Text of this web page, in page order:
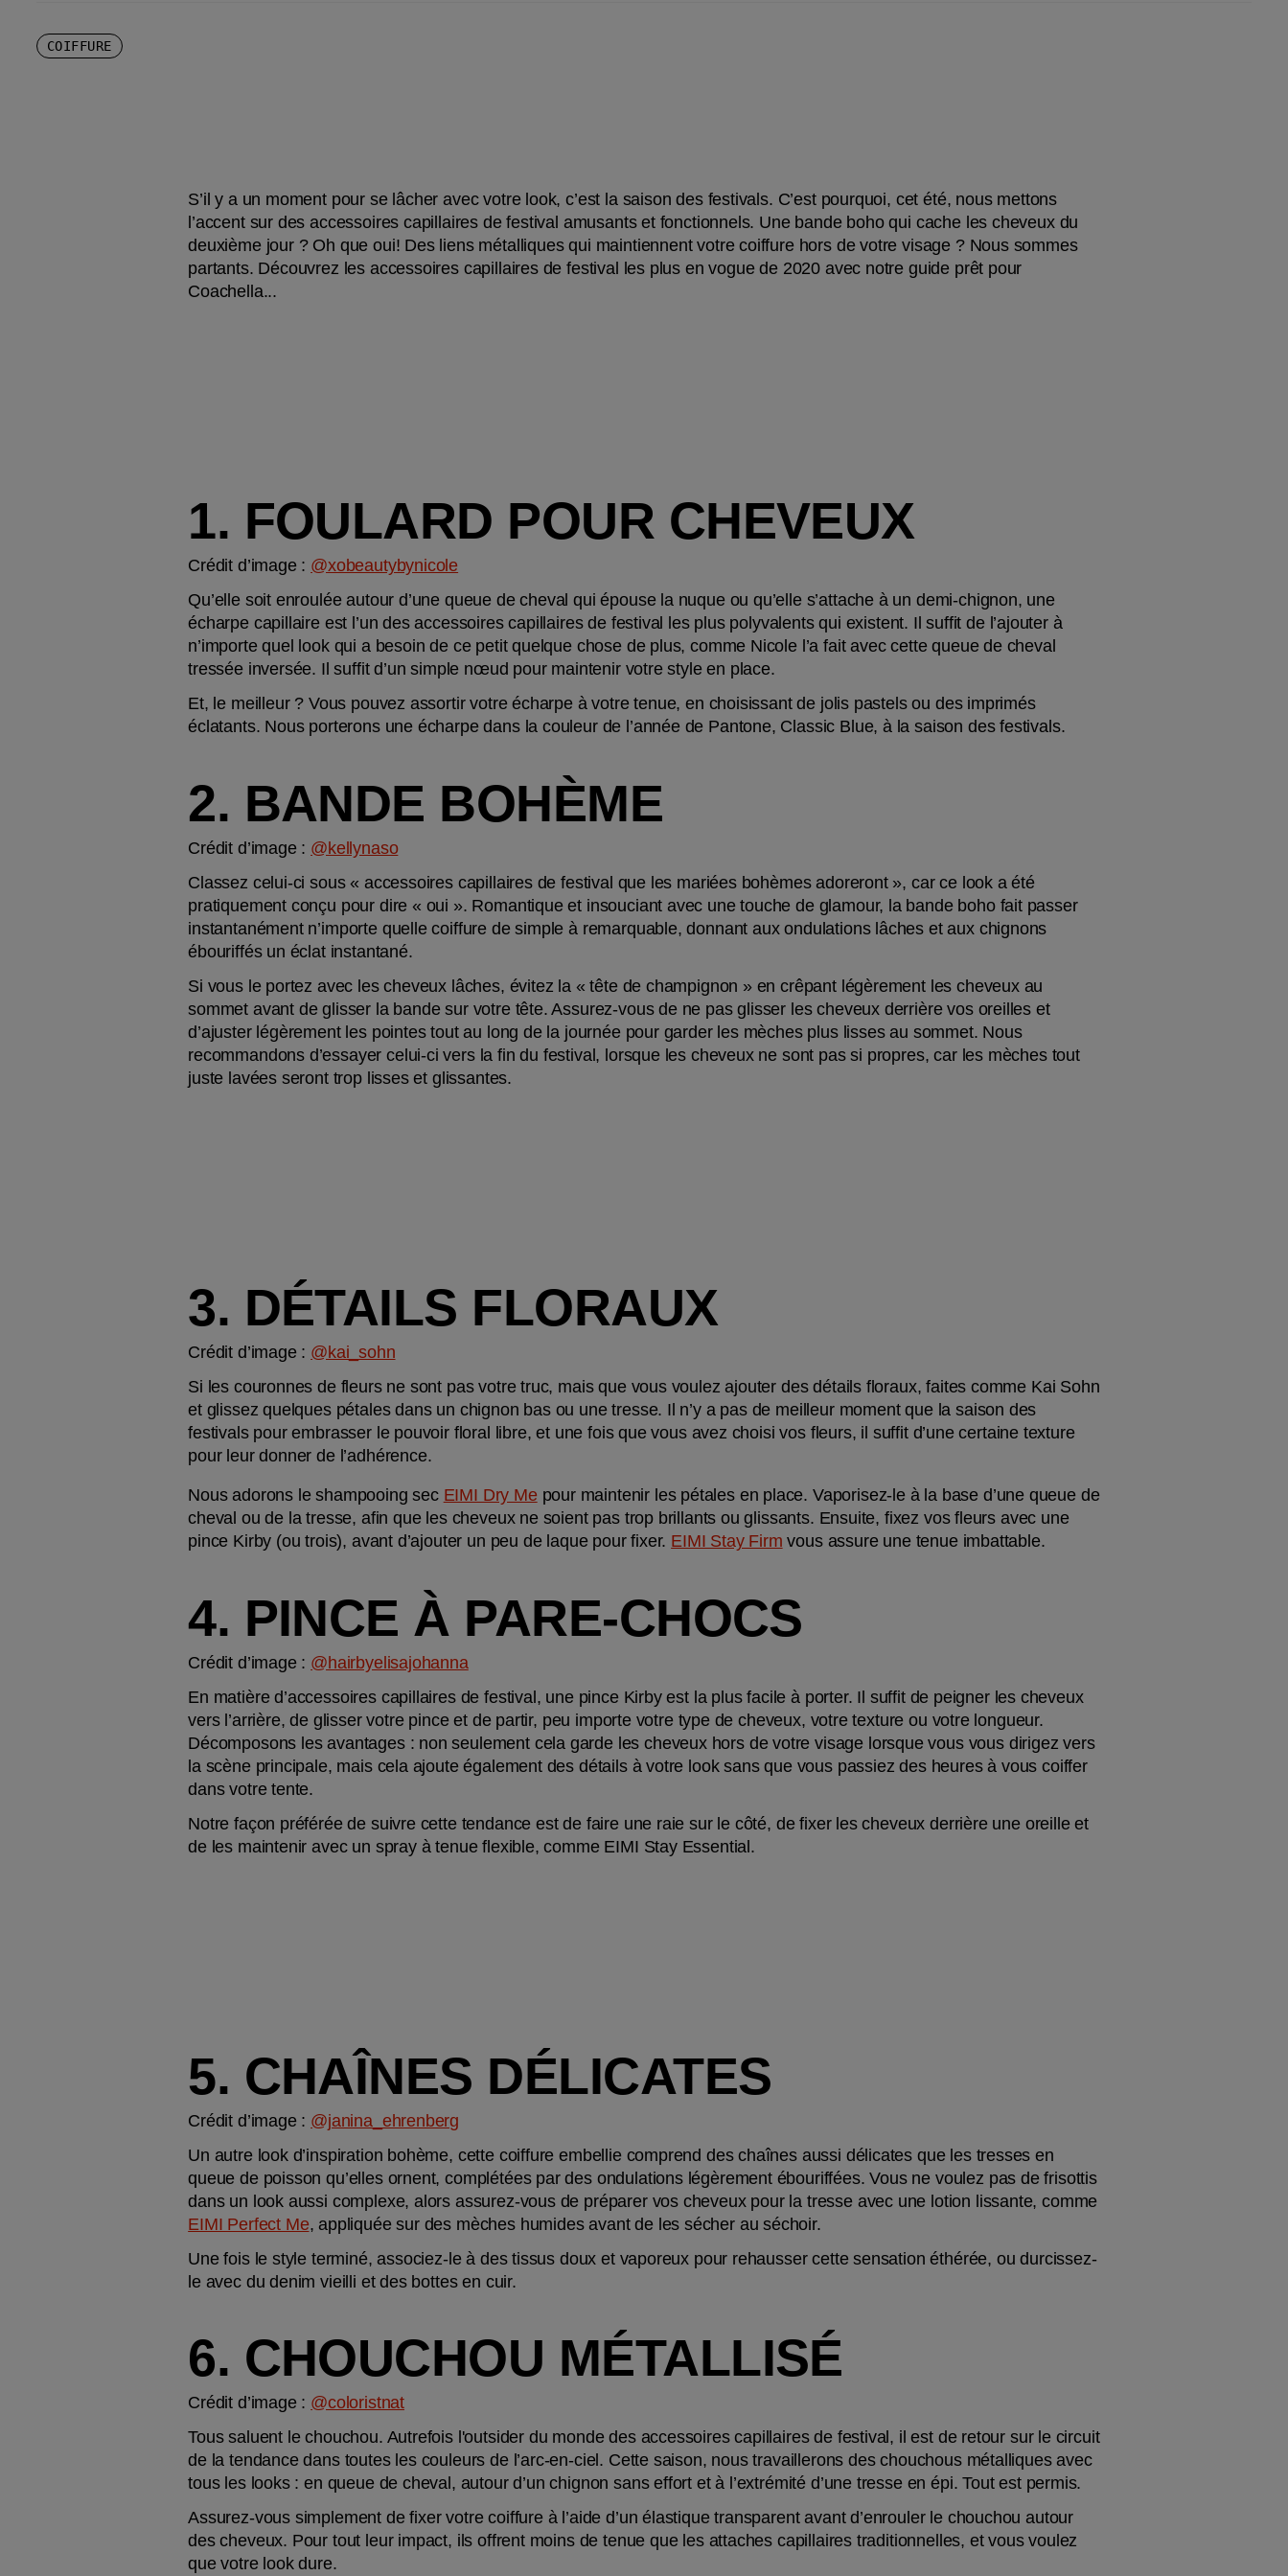
COIFFURE
S’il y a un moment pour se lâcher avec votre look, c’est la saison des festivals. C’est pourquoi, cet été, nous mettons
l’accent sur des accessoires capillaires de festival amusants et fonctionnels. Une bande boho qui cache les cheveux du
deuxième jour ? Oh que oui! Des liens métalliques qui maintiennent votre coiffure hors de votre visage ? Nous sommes
partants. Découvrez les accessoires capillaires de festival les plus en vogue de 2020 avec notre guide prêt pour
Coachella...
1. FOULARD POUR CHEVEUX
Crédit d’image : @xobeautybynicole
Qu’elle soit enroulée autour d’une queue de cheval qui épouse la nuque ou qu’elle s’attache à un demi-chignon, une
écharpe capillaire est l’un des accessoires capillaires de festival les plus polyvalents qui existent. Il suffit de l’ajouter à
n’importe quel look qui a besoin de ce petit quelque chose de plus, comme Nicole l’a fait avec cette queue de cheval
tressée inversée. Il suffit d’un simple nœud pour maintenir votre style en place.
Et, le meilleur ? Vous pouvez assortir votre écharpe à votre tenue, en choisissant de jolis pastels ou des imprimés
éclatants. Nous porterons une écharpe dans la couleur de l’année de Pantone, Classic Blue, à la saison des festivals.
2. BANDE BOHÈME
Crédit d’image : @kellynaso
Classez celui-ci sous « accessoires capillaires de festival que les mariées bohèmes adoreront », car ce look a été
pratiquement conçu pour dire « oui ». Romantique et insouciant avec une touche de glamour, la bande boho fait passer
instantanément n’importe quelle coiffure de simple à remarquable, donnant aux ondulations lâches et aux chignons
ébouriffés un éclat instantané.
Si vous le portez avec les cheveux lâches, évitez la « tête de champignon » en crêpant légèrement les cheveux au
sommet avant de glisser la bande sur votre tête. Assurez-vous de ne pas glisser les cheveux derrière vos oreilles et
d’ajuster légèrement les pointes tout au long de la journée pour garder les mèches plus lisses au sommet. Nous
recommandons d’essayer celui-ci vers la fin du festival, lorsque les cheveux ne sont pas si propres, car les mèches tout
juste lavées seront trop lisses et glissantes.
3. DÉTAILS FLORAUX
Crédit d’image : @kai_sohn
Si les couronnes de fleurs ne sont pas votre truc, mais que vous voulez ajouter des détails floraux, faites comme Kai Sohn
et glissez quelques pétales dans un chignon bas ou une tresse. Il n’y a pas de meilleur moment que la saison des
festivals pour embrasser le pouvoir floral libre, et une fois que vous avez choisi vos fleurs, il suffit d’une certaine texture
pour leur donner de l’adhérence.
Nous adorons le shampooing sec EIMI Dry Me pour maintenir les pétales en place. Vaporisez-le à la base d’une queue de
cheval ou de la tresse, afin que les cheveux ne soient pas trop brillants ou glissants. Ensuite, fixez vos fleurs avec une
pince Kirby (ou trois), avant d’ajouter un peu de laque pour fixer. EIMI Stay Firm vous assure une tenue imbattable.
4. PINCE À PARE-CHOCS
Crédit d’image : @hairbyelisajohanna
En matière d’accessoires capillaires de festival, une pince Kirby est la plus facile à porter. Il suffit de peigner les cheveux
vers l’arrière, de glisser votre pince et de partir, peu importe votre type de cheveux, votre texture ou votre longueur.
Décomposons les avantages : non seulement cela garde les cheveux hors de votre visage lorsque vous vous dirigez vers
la scène principale, mais cela ajoute également des détails à votre look sans que vous passiez des heures à vous coiffer
dans votre tente.
Notre façon préférée de suivre cette tendance est de faire une raie sur le côté, de fixer les cheveux derrière une oreille et
de les maintenir avec un spray à tenue flexible, comme EIMI Stay Essential.
5. CHAÎNES DÉLICATES
Crédit d’image : @janina_ehrenberg
Un autre look d’inspiration bohème, cette coiffure embellie comprend des chaînes aussi délicates que les tresses en
queue de poisson qu’elles ornent, complétées par des ondulations légèrement ébouriffées. Vous ne voulez pas de frisottis
EIMI Perfect Me, appliquée sur des mèches humides avant de les sécher au séchoir.
Une fois le style terminé, associez-le à des tissus doux et vaporeux pour rehausser cette sensation éthérée, ou durcissez-
le avec du denim vieilli et des bottes en cuir.
6. CHOUCHOU MÉTALLISÉ
Crédit d’image : @coloristnat
Tous saluent le chouchou. Autrefois l'outsider du monde des accessoires capillaires de festival, il est de retour sur le circuit
de la tendance dans toutes les couleurs de l’arc-en-ciel. Cette saison, nous travaillerons des chouchous métalliques avec
tous les looks : en queue de cheval, autour d’un chignon sans effort et à l’extrémité d’une tresse en épi. Tout est permis.
Assurez-vous simplement de fixer votre coiffure à l’aide d’un élastique transparent avant d’enrouler le chouchou autour
des cheveux. Pour tout leur impact, ils offrent moins de tenue que les attaches capillaires traditionnelles, et vous voulez
que votre look dure.